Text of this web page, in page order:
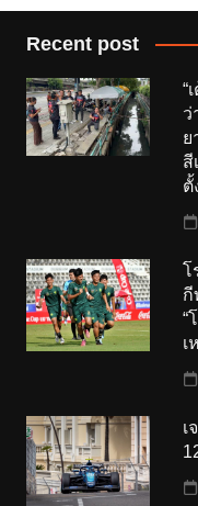
Recent post
“
ว่
ย
สี
ตั้
โ
กี
“
เ
เ